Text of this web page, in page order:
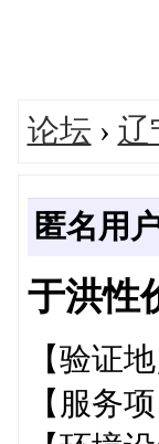
论坛 › 辽
匿名用
于洪性
【验证
【服务